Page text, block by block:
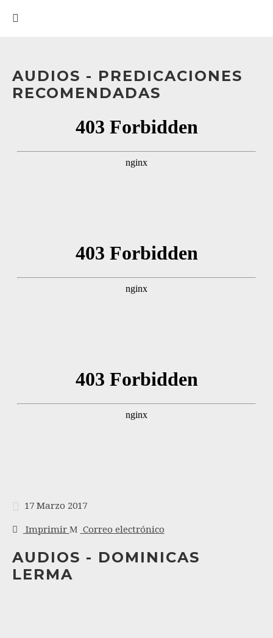
AUDIOS - PREDICACIONES
RECOMENDADAS
17 Marzo 2017
Imprimir Correo electrónico
AUDIOS - DOMINICAS
LERMA